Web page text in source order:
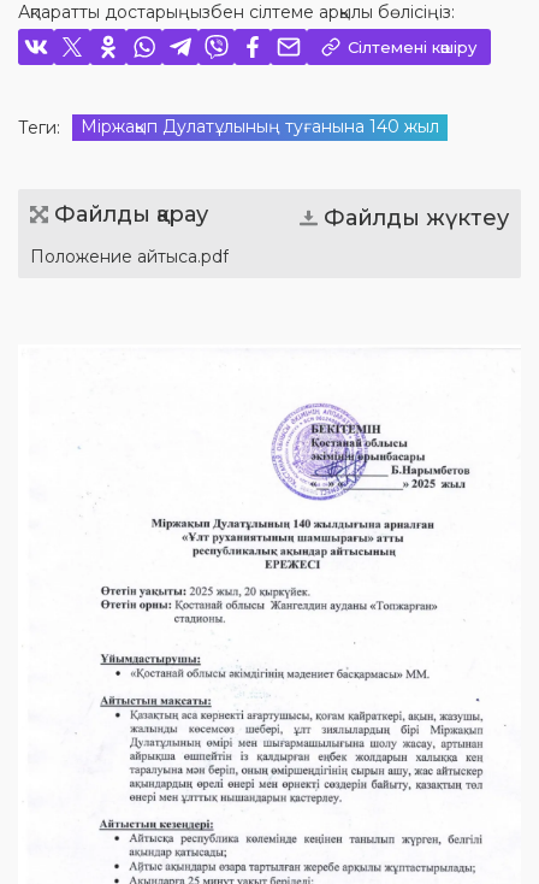
Ақпаратты достарыңызбен сілтеме арқылы бөлісіңіз:
Сілтемені көшіру
Теги: Міржақып Дулатұлының туғанына 140 жыл
Файлды қарау Файлды жүктеу
Положение айтыса.pdf